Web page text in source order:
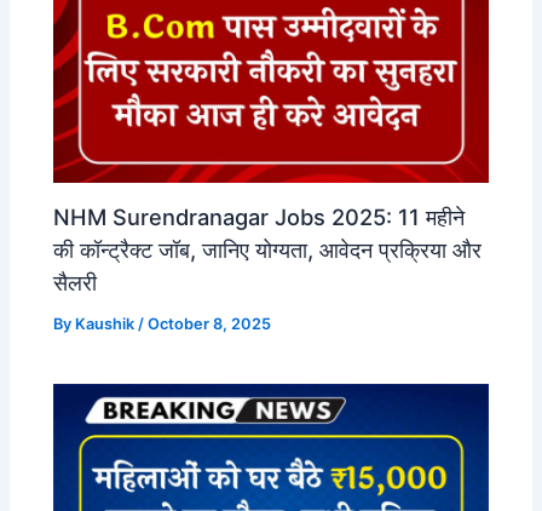
NHM Surendranagar Jobs 2025: 11 महीने
की कॉन्ट्रैक्ट जॉब, जानिए योग्यता, आवेदन प्रक्रिया और
सैलरी
By Kaushik /October 8, 2025